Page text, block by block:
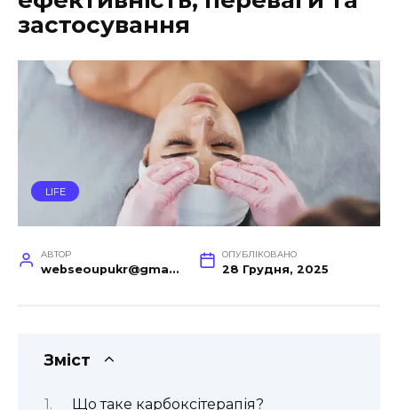
застосування
LIFE
АВТОР
webseoupukr@gmail.com
ОПУБЛІКОВАНО
28 Грудня, 2025
Зміст
Що таке карбоксітерапія?